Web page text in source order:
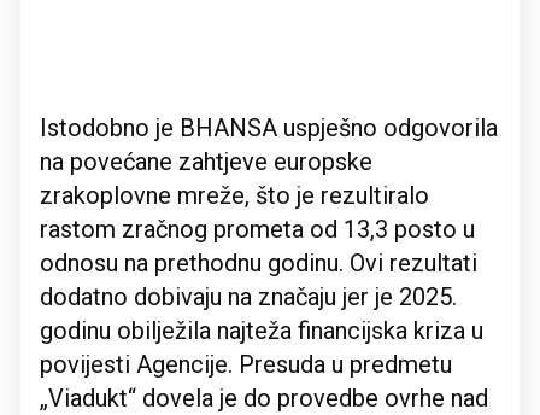
Istodobno je BHANSA uspješno odgovorila
na povećane zahtjeve europske
zrakoplovne mreže, što je rezultiralo
rastom zračnog prometa od 13,3 posto u
odnosu na prethodnu godinu. Ovi rezultati
dodatno dobivaju na značaju jer je 2025.
godinu obilježila najteža financijska kriza u
povijesti Agencije. Presuda u predmetu
„Viadukt“ dovela je do provedbe ovrhe nad